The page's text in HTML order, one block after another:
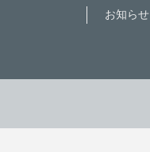
お知らせ